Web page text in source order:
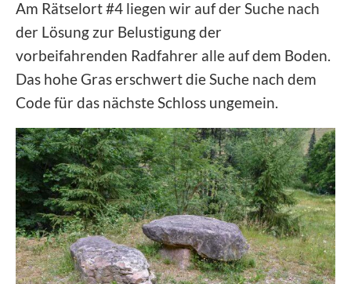
Am Rätselort #4 liegen wir auf der Suche nach
der Lösung zur Belustigung der
vorbeifahrenden Radfahrer alle auf dem Boden.
Das hohe Gras erschwert die Suche nach dem
Code für das nächste Schloss ungemein.